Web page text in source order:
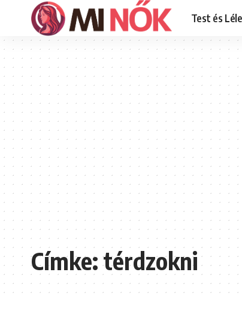
Test és
Címke:térdzokni